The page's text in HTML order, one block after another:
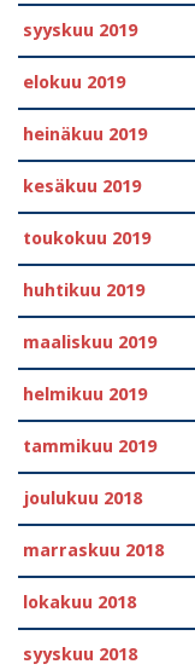
syyskuu 2019
elokuu 2019
heinäkuu 2019
kesäkuu 2019
toukokuu 2019
huhtikuu 2019
maaliskuu 2019
helmikuu 2019
tammikuu 2019
joulukuu 2018
marraskuu 2018
lokakuu 2018
syyskuu 2018